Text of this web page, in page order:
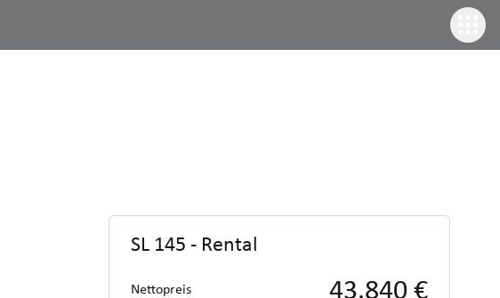
SL 145 - Rental
Nettopreis 43.840 €